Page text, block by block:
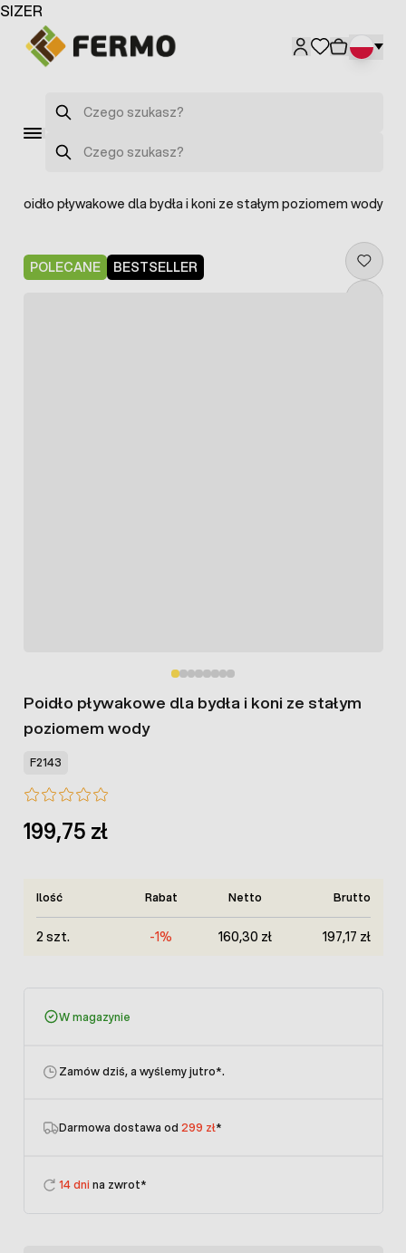
Przejdź do treści
Szukaj
Szukaj
Poidło pływakowe dla bydła i koni ze stałym poziomem wody
POLECANE BESTSELLER
Poidło pływakowe dla bydła i koni ze stałym
poziomem wody
F2143
199,75 zł
Ilość Rabat Netto Brutto
2 szt. -1% 160,30 zł 197,17 zł
W magazynie
Zamów dziś, a wyślemy jutro*.
Darmowa dostawa od 299 zł*
14 dni na zwrot*
SIZER